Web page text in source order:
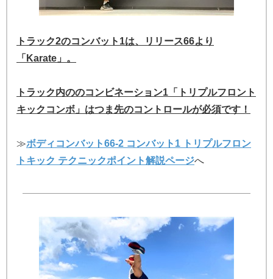
トラック2のコンバット1は、リリース66より
「Karate」。
トラック内ののコンビネーション1「トリプルフロント
キックコンボ」はつま先のコントロールが必須です！
≫ボディコンバット66-2 コンバット1 トリプルフロン
トキック テクニックポイント解説ページへ